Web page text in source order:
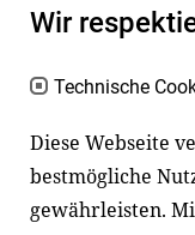
haben aber
an Familien
Lehrer*innen
mit
Wir
Technische
Diese Webseite
bestmögliche
gewährleisten.